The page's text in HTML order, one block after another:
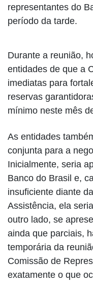
representantes do
período da tarde.
Durante a reunião,
entidades de que a
imediatas para
reservas
mínimo neste mês
As entidades
conjunta para a
Inicialmente, seria
Banco do Brasil e,
insuficiente diante
Assistência, ela
outro lado, se
ainda que parciais,
temporária da
Comissão de
exatamente o que